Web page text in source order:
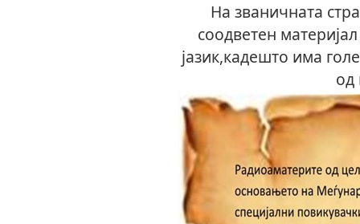
На званичната
соодветен
јазик,кадешто има
од